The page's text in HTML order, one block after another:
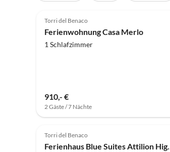
Top-
Torri del Benaco
Ferienwohnung Casa Merlo
1 Schlafzimmer
910,- €
2 Gäste / 7 Nächte
Torri del Benaco
Ferienhaus